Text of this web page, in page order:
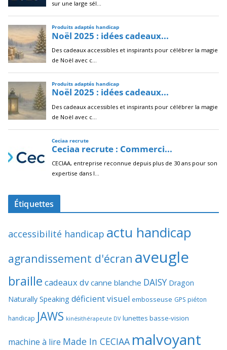
Étiquettes
accessibilité handicap actu handicap
agrandissement d'écran aveugle
braille cadeaux dv canne blanche DAISY Dragon
Naturally Speaking déficient visuel embosseuse GPS piéton
handicap JAWS kinésithérapeute DV lunettes basse-vision
machine à lire Made In CECIAA malvoyant